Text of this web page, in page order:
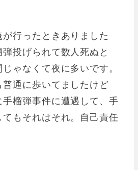
行ったときありました
投げられて数人死ぬと
ゃなくて夜に多いです。
普通に歩いてましたけど
榴弾事件に遭遇して、手
もそれはそれ。自己責任